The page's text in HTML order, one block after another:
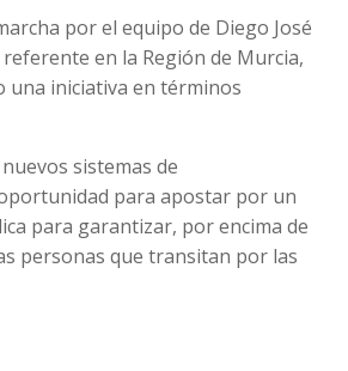
por el equipo de Diego José
en la Región de Murcia,
una iniciativa en términos
sistemas de
para apostar por un
para garantizar, por encima de
personas que transitan por las